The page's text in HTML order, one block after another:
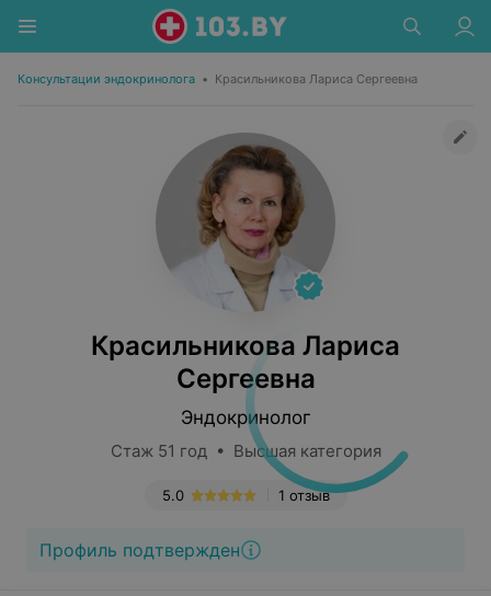
Консультации эндокринолога • Красильникова Лариса Сергеевна
Красильникова Лариса
Сергеевна
Эндокринолог
Стаж 51 год • Высшая категория
1 отзыв
5.0
Профиль подтвержден